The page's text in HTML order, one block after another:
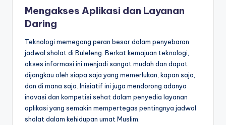
Mengakses Aplikasi dan Layanan
Daring
Teknologi memegang peran besar dalam penyebaran
jadwal sholat di Buleleng. Berkat kemajuan teknologi,
akses informasi ini menjadi sangat mudah dan dapat
dijangkau oleh siapa saja yang memerlukan, kapan saja,
dan di mana saja. Inisiatif ini juga mendorong adanya
inovasi dan kompetisi sehat dalam penyedia layanan
aplikasi yang semakin mempertegas pentingnya jadwal
sholat dalam kehidupan umat Muslim.